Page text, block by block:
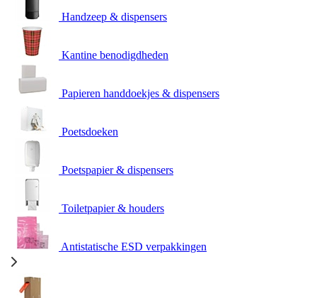
Handzeep & dispensers
Kantine benodigdheden
Papieren handdoekjes & dispensers
Poetsdoeken
Poetspapier & dispensers
Toiletpapier & houders
Antistatische ESD verpakkingen